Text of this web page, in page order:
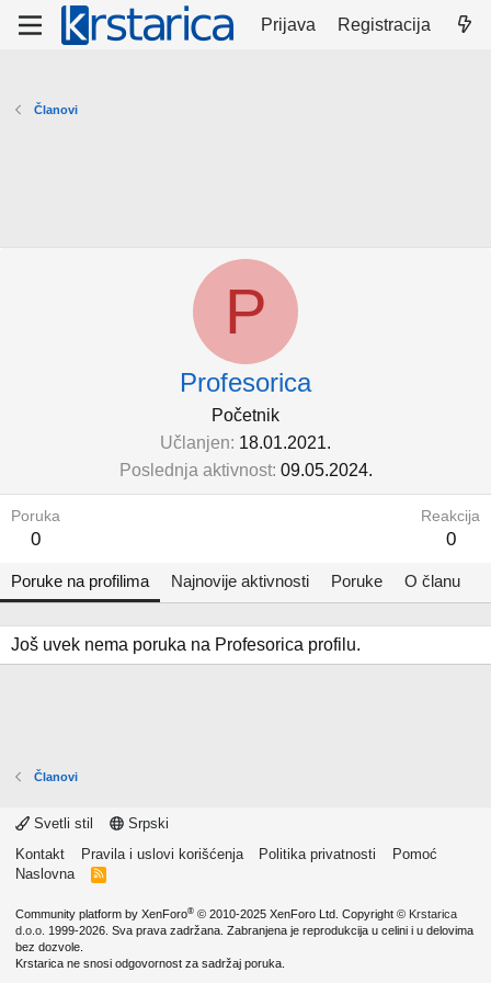
Prijava Registracija
Članovi
P
Profesorica
Početnik
Učlanjen 18.01.2021.
Poslednja aktivnost 09.05.2024.
Poruka
0
Reakcija
0
Poruke na profilima Najnovije aktivnosti Poruke O članu
Još uvek nema poruka na Profesorica profilu.
Članovi
Svetli stil
Srpski
Kontakt
Pravila i uslovi korišćenja Politika privatnosti
Pomoć
Naslovna
R
Community platform by XenForo® © 2010-2025 XenForo Ltd. Copyright © Krstarica
d.o.o. 1999-2026. Sva prava zadržana. Zabranjena je reprodukcija u celini i u delovima
bez dozvole.
Krstarica ne snosi odgovornost za sadržaj poruka.